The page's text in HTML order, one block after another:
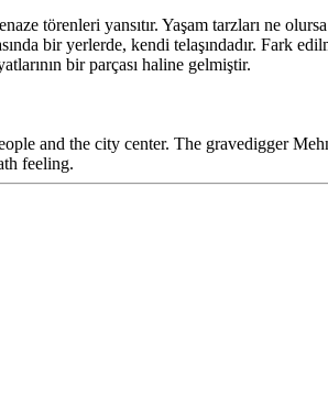
törenleri yansıtır. Yaşam tarzları ne
bir yerlerde, kendi telaşındadır. Fark
bir parçası haline gelmiştir.
and the city center. The gravedigger
feeling.